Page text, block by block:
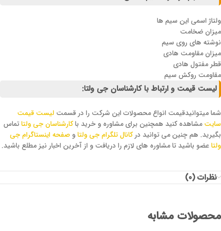
ولتاژ اسمی این سیم ها
میزان ضخامت
نوشته های روی سیم
میزان مقاومت هادی
قطر مفتول هادی
مقاومت روکش سیم
لیست قیمت و ارتباط با کارشناسان جی ولتا:
شما میتوانیدقیمت انواع محصولات این شرکت را در قسمت لیست قیمت
سایت مشاهده کنید همچنین برای مشاوره و خرید باکارشناسان جی ولتاتماس
بگیرید. هم چنین می توانید درکانال تلگرام جی ولتاو صفحه اینستاگرام جی
ولتاعضو باشید تا مشاوره های لازم را دریافت و از آخرین اخبار نیز مطلع باشید.
نظرات (0)
محصولات مشابه